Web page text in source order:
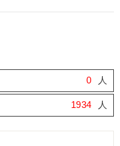
0 人
1934 人